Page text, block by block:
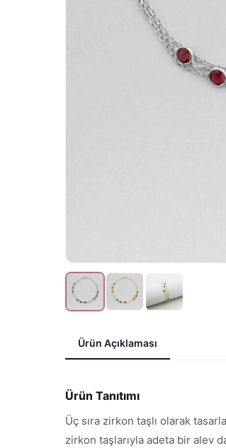
Ürün Açıklaması
Ürün Tanıtımı
Üç sıra zirkon taşlı olarak
zirkon taşlarıyla adeta bir alev